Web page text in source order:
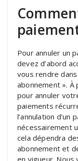
Pour annuler un
devez d’abord
vous rendre
abonnement ».
pour annuler
paiements
l’annulation d’un
nécessairement
cela dépendra
abonnement et
en vigueur. Nous